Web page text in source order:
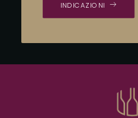
INDICAZIONI